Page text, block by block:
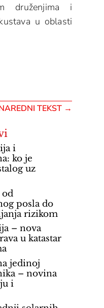
druženjima i
u oblasti
TEKST →
i
ko je
uz
od
posla do
rizikom
– nova
u katastar
jedinoj
– novina
i